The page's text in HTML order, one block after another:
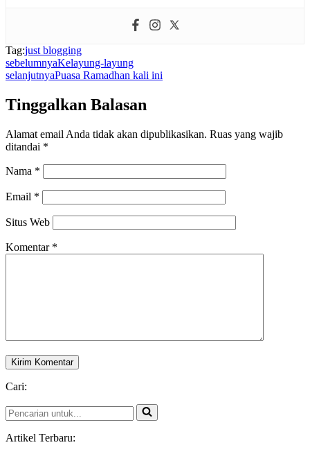
Tag:just blogging
sebelumnyaKelayung-layung
selanjutnyaPuasa Ramadhan kali ini
Tinggalkan Balasan
Alamat email Anda tidak akan dipublikasikan. Ruas yang wajib
ditandai *
Nama *
Email *
Situs Web
Komentar *
Cari:
Pencarian
untuk...
Artikel Terbaru: